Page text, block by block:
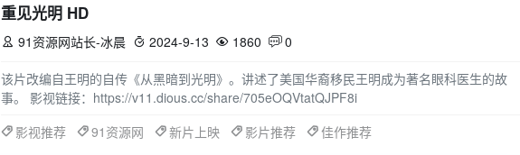
重见光明 HD
 91资源网站长-冰晨  2024-9-13  1860  0
该片改编自王明的自传《从黑暗到光明》。讲述了美国华裔移民王明成为著名眼科医生的故
事。 影视链接：https://v11.dious.cc/share/705eOQVtatQJPF8i
影视推荐
91资源网 新片上映 影片推荐 佳作推荐